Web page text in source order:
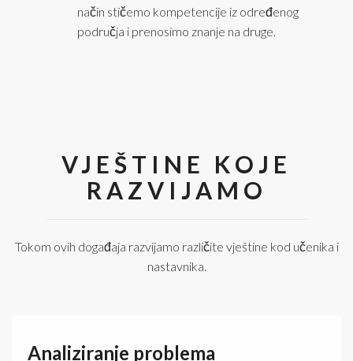
način stičemo kompetencije iz određenog
područja i prenosimo znanje na druge.
VJEŠTINE KOJE
RAZVIJAMO
Tokom ovih događaja razvijamo različite vještine kod učenika i
nastavnika.
Analiziranje problema